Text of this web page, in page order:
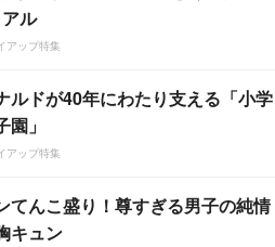
ル
アップ特集
ルドが40年にわたり支える「小学
園」
アップ特集
てんこ盛り！尊すぎる男子の純情
キュン